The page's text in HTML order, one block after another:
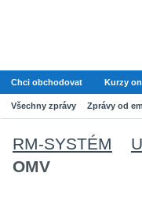
Chci obchodovat Kurzy
Všechny zprávy Zprávy od
RM-SYSTÉM
OMV